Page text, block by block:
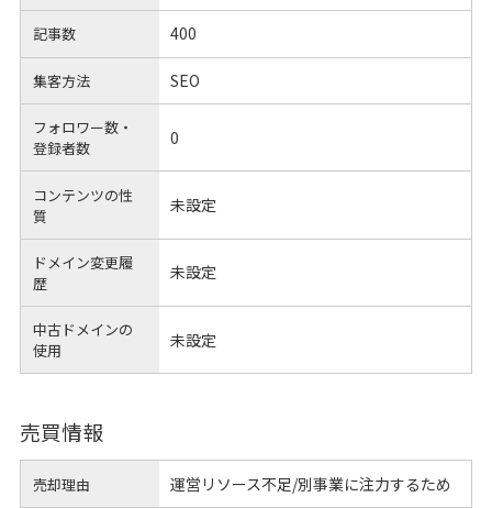
記事数 400
集客方法 SEO
フォロワー数・
登録者数
0
コンテンツの性
質
未設定
ドメイン変更履
歴
未設定
中古ドメインの
使用
未設定
売買情報
売却理由 運営リソース不足/別事業に注力するため